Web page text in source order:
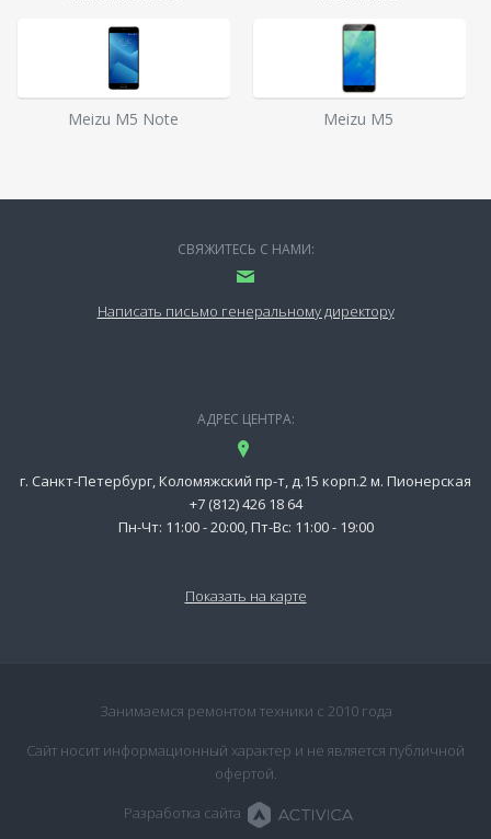
Meizu M5 Note Meizu M5
СВЯЖИТЕСЬ С НАМИ:
Написать письмо генеральному директору
АДРЕС ЦЕНТРА:
г. Санкт-Петербург, Коломяжский пр-т, д.15 корп.2 м. Пионерская
+7 (812) 426 18 64
Пн-Чт: 11:00 - 20:00, Пт-Вс: 11:00 - 19:00
Показать на карте
Занимаемся ремонтом техники с 2010 года
Сайт носит информационный характер и не является публичной
офертой.
Разработка сайта